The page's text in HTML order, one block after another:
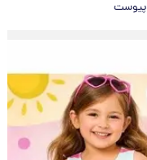
پیوست